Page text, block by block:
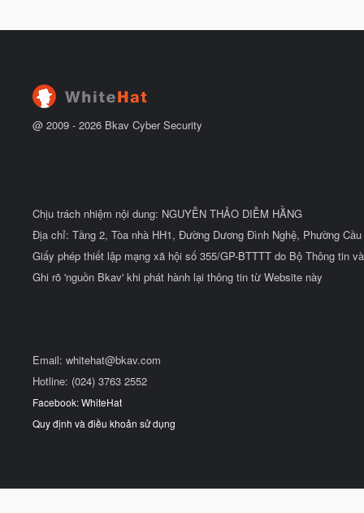
@ 2009 - 2026 Bkav Cyber Security
Chịu trách nhiệm nội dung: NGUYỄN THẢO DIỄM HẰNG
Địa chỉ: Tầng 2, Tòa nhà HH1, Đường Dương Đình Nghệ, Phường
Giấy phép thiết lập mạng xã hội số 355/GP-BTTTT do Bộ Thông tin
Ghi rõ 'nguồn Bkav' khi phát hành lại thông tin từ Website này
Email: whitehat@bkav.com
Hotline: (024) 3763 2552
Facebook: WhiteHat
Quy định và điều khoản sử dụng